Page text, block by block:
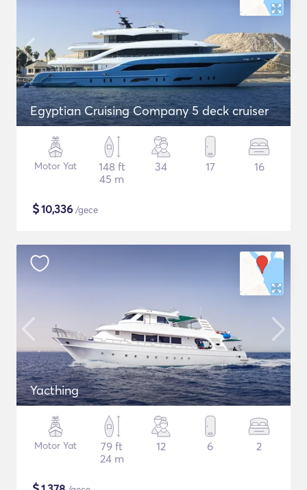
Egyptian Cruising Company 5 deck cruiser
Motor Yat
148 ft
45 m
34 17 16
$10,336 /gece
Yacthing
Motor Yat
79 ft
24 m
12 6 2